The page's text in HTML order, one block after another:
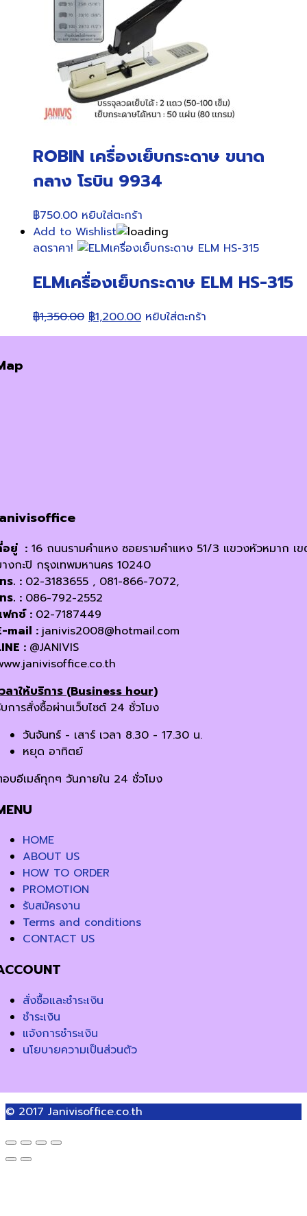
ROBIN เครื่องเย็บกระดาษ ขนาด
กลาง โรบิน 9934
฿750.00 หยิบใส่ตะกร้า
Add to Wishlist
ลดราคา!
ELMเครื่องเย็บกระดาษ ELM HS-315
฿1,350.00 Original
price
฿1,200.00Current
price
หยิบใส่ตะกร้า
อยู่ : 16 ถนนรามคำแหง ซอยรามคำแหง 51/3 แขวงหัวหมาก เ
งกะปิ กรุงเทพมหานคร 10240
ร. : 02-3183655 , 081-866-7072,
ร. : 086-792-2552
กซ์ : 02-7187449
mail : janivis2008@hotmail.com
: @JANIVIS
ลาให้บริการ (Business hour)
การสั่งซื้อผ่านเว็บไซต์ 24 ชั่วโมง
วันจันทร์ - เสาร์ เวลา 8.30 - 17.30 น.
หยุด อาทิตย์
บอีเมล์ทุกๆ วันภายใน 24 ชั่วโมง
HOME
ABOUT US
HOW TO ORDER
PROMOTION
รับสมัครงาน
Terms and conditions
CONTACT US
สั่งซื้อและชำระเงิน
ชำระเงิน
แจ้งการชำระเงิน
นโยบายความเป็นส่วนตัว
© 2017 Janivisoffice.co.th